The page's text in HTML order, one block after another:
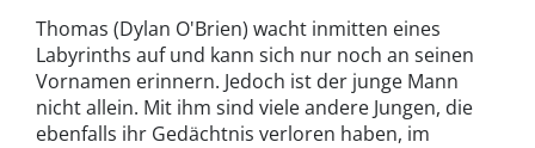
Thomas (Dylan O'Brien) wacht inmitten eines
Labyrinths auf und kann sich nur noch an seinen
Vornamen erinnern. Jedoch ist der junge Mann
nicht allein. Mit ihm sind viele andere Jungen, die
ebenfalls ihr Gedächtnis verloren haben, im